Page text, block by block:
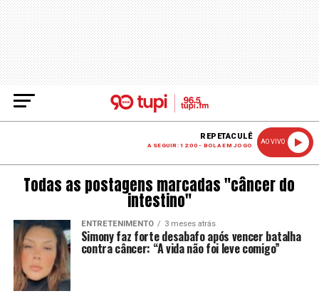
REPETACULÊ
A SEGUIR: 12:00 - BOLA EM JOGO
AO VIVO
Todas as postagens marcadas "câncer do
intestino"
ENTRETENIMENTO 3 meses atrás
Simony faz forte desabafo após vencer batalha
contra câncer: “A vida não foi leve comigo”